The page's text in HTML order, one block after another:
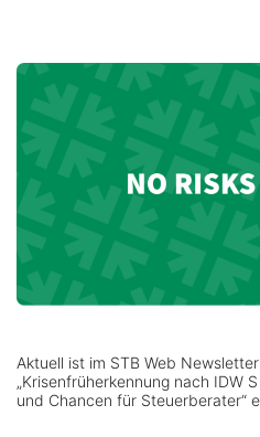
Aktuell ist im STB Web
„Krisenfrüherkennung nach IDW
und Chancen für Steuerberater“